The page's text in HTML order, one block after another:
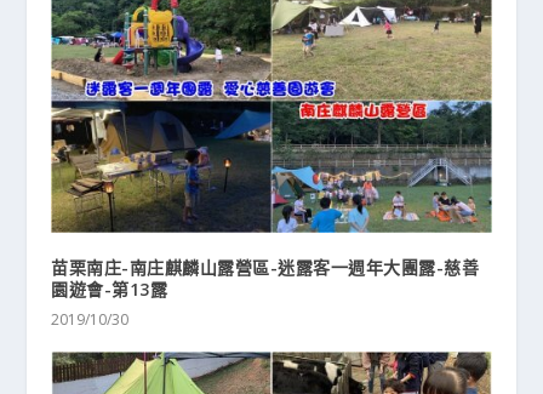
苗栗南庄-南庄麒麟山露營區-迷露客一週年大團露-慈善
園遊會-第13露
2019/10/30